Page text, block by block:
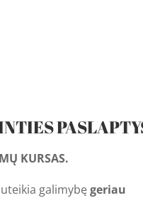
KURSAS.
galimybę geriau